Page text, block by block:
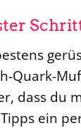
Quark-
dass du
ein